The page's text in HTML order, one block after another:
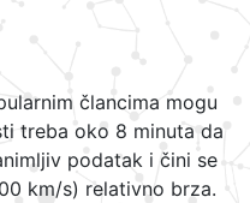
člancima mogu
treba oko 8 minuta da
podatak i čini se
km/s) relativno brza.